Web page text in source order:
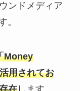
ンドメディア
。
Money
用されてお